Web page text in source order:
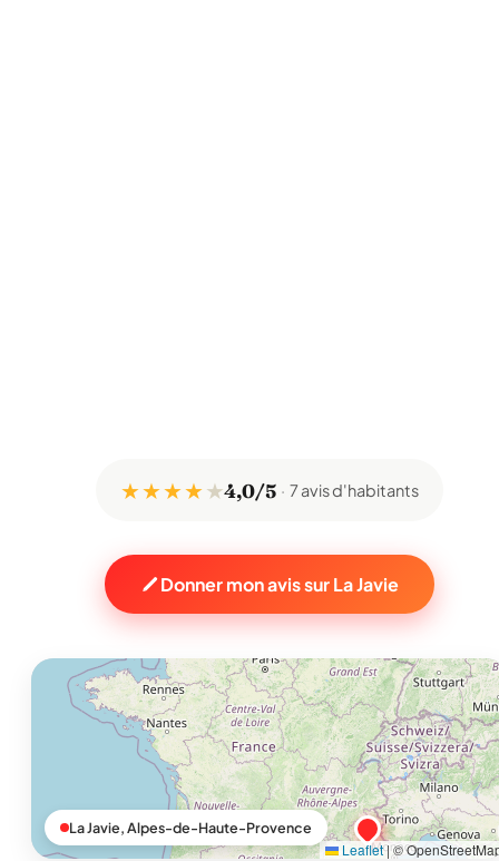
★ ★ ★ ★★4,0/5 7 avis d'habitants
Donner mon avis sur La Javie
Leaflet|©
La Javie, Alpes-de-Haute-Provence